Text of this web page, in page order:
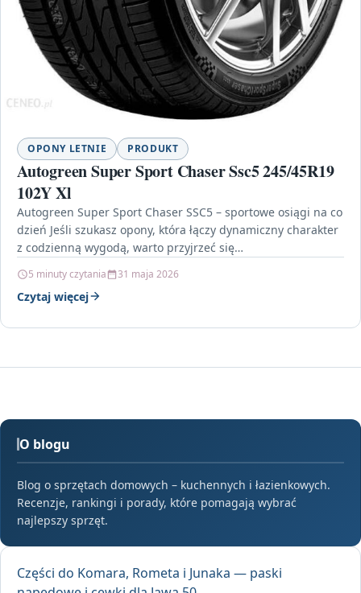
OPONY LETNIE PRODUKT
Autogreen Super Sport Chaser Ssc5 245/45R19
102Y Xl
Autogreen Super Sport Chaser SSC5 – sportowe osiągi na co
dzień Jeśli szukasz opony, która łączy dynamiczny charakter
z codzienną wygodą, warto przyjrzeć się…
5 minuty czytania 31 maja 2026
Czytaj więcej
O blogu
Blog o sprzętach domowych – kuchennych i łazienkowych.
Recenzje, rankingi i porady, które pomagają wybrać
najlepszy sprzęt.
Części do Komara, Rometa i Junaka — paski